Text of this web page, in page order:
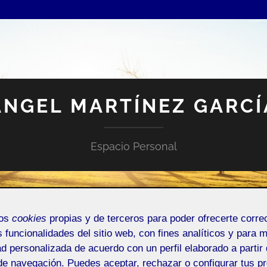
MARTÍNEZ
Espacio Personal
FOLIO? PÁGINA PRUEBA
cookies propias y de terceros para poder ofrecerte
funcionalidades del sitio web, con fines analíticos y para
personalizada de acuerdo con un perfil elaborado a partir
navegación. Puedes aceptar, rechazar o configurar tus